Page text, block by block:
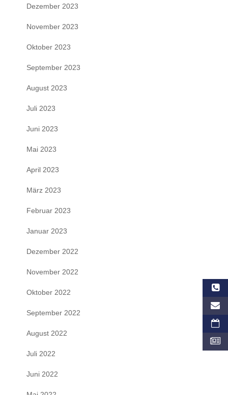
Dezember 2023
November 2023
Oktober 2023
September 2023
August 2023
Juli 2023
Juni 2023
Mai 2023
April 2023
März 2023
Februar 2023
Januar 2023
Dezember 2022
November 2022
Oktober 2022
September 2022
August 2022
Juli 2022
Juni 2022